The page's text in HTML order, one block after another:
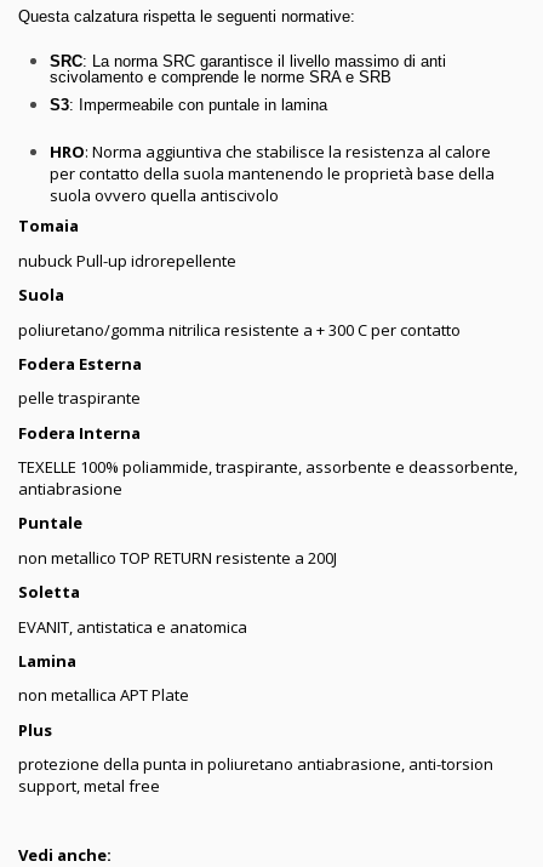
Questa calzatura rispetta le seguenti normative:
SRC: La norma SRC garantisce il livello massimo di anti
scivolamento e comprende le norme SRA e SRB
S3: Impermeabile con puntale in lamina
HRO: Norma aggiuntiva che stabilisce la resistenza al calore
per contatto della suola mantenendo le proprietà base della
suola ovvero quella antiscivolo
Tomaia
nubuck Pull-up idrorepellente
Suola
poliuretano/gomma nitrilica resistente a + 300 C per contatto
Fodera Esterna
pelle traspirante
Fodera Interna
TEXELLE 100% poliammide, traspirante, assorbente e deassorbente,
antiabrasione
Puntale
non metallico TOP RETURN resistente a 200J
Soletta
EVANIT, antistatica e anatomica
Lamina
non metallica APT Plate
Plus
protezione della punta in poliuretano antiabrasione, anti-torsion
support, metal free
Vedi anche: